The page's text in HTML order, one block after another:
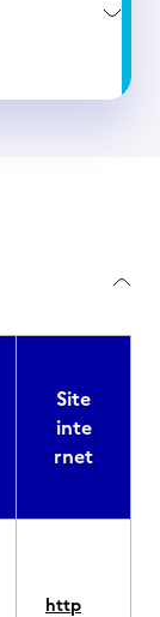
Site
inte
rnet
http